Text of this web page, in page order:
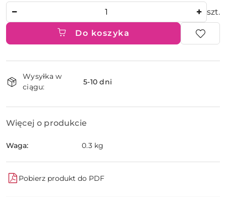
szt.
Do koszyka
i
dostawa
Wysyłka w
ciągu:
5-10 dni
Więcej o produkcie
Waga: 0.3 kg
Pobierz produkt do PDF